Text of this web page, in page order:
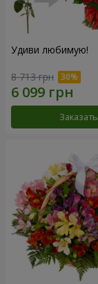
Удиви любимую!
8 713 грн
Заказать